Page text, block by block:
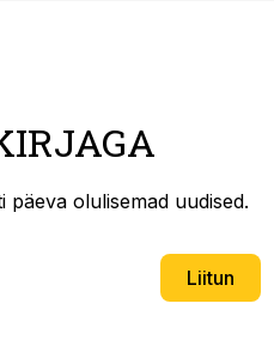
päeva olulisemad uudised.
Liitun